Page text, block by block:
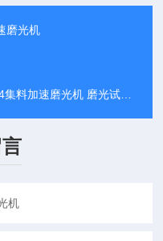
磨光机
加速磨光机 磨光试验机